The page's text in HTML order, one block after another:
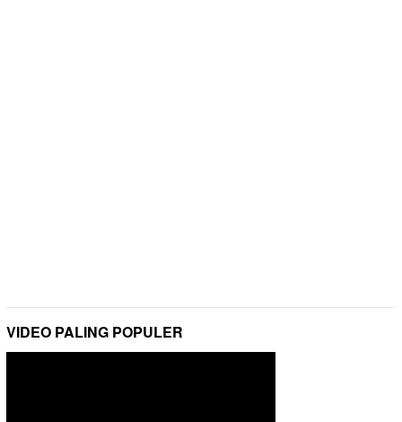
VIDEO PALING POPULER